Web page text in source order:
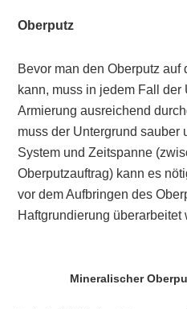
Oberputz
Bevor man den Oberputz auf
kann, muss in jedem Fall der
Armierung ausreichend
muss der Untergrund sauber
System und Zeitspanne
Oberputzauftrag) kann es
vor dem Aufbringen des
Haftgrundierung überarbeitet
Mineralischer